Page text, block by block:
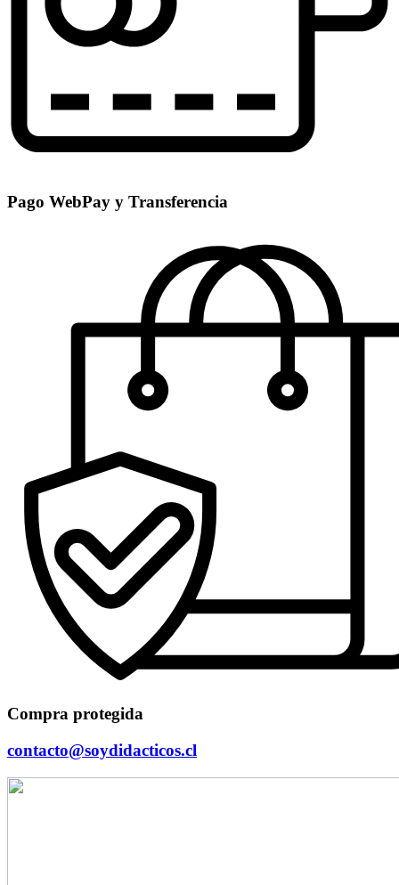
Pago WebPay y Transferencia
Compra protegida
contacto@soydidacticos.cl